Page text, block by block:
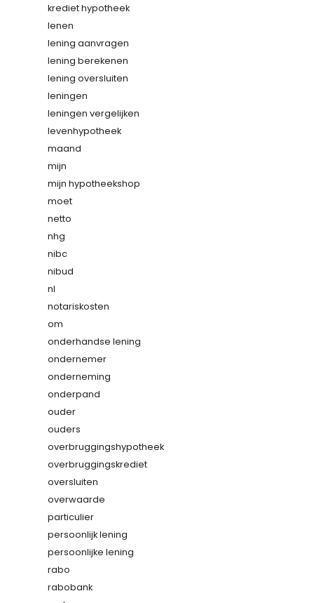
krediet hypotheek
lenen
lening aanvragen
lening berekenen
lening oversluiten
leningen
leningen vergelijken
levenhypotheek
maand
mijn
mijn hypotheekshop
moet
netto
nhg
nibc
nibud
nl
notariskosten
om
onderhandse lening
ondernemer
onderneming
onderpand
ouder
ouders
overbruggingshypotheek
overbruggingskrediet
oversluiten
overwaarde
particulier
persoonlijk lening
persoonlijke lening
rabo
rabobank